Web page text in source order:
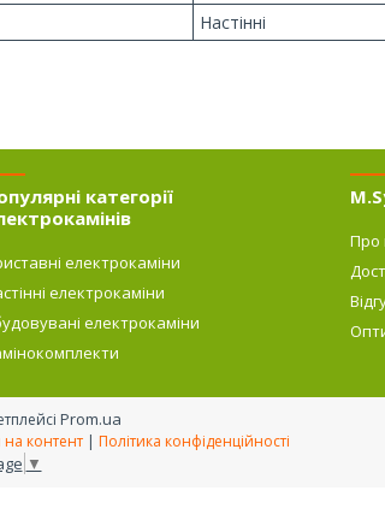
Настінні
категорії
електрокаміни
електрокаміни
електрокаміни
Про
Prom.ua
контент | Політика конфіденційності
▼